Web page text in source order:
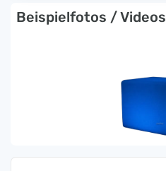
Beispielfotos / Videos